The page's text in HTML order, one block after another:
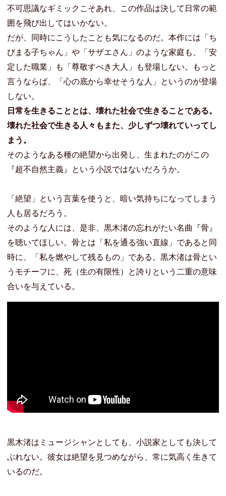
不可思議なギミックこそあれ、この作品は決して日常の範
囲を飛び出してはいかない。
だが、同時にこうしたことも気になるのだ。本作には「ち
びまる子ちゃん」や「サザエさん」のような家庭も、「安
定した職業」も「尊敬すべき大人」も登場しない。もっと
言うならば、「心の底から幸せそうな人」というのが登場
しない。
日常を生きることとは、壊れた社会で生きることである。
壊れた社会で生きる人々もまた、少しずつ壊れていってし
まう。
そのようなある種の絶望から出発し、生まれたのがこの
『超不自然主義』という小説ではないだろうか。
「絶望」という言葉を使うと、暗い気持ちになってしまう
人も居るだろう。
そのような人には、是非、黒木渚の忘れがたい名曲『骨』
を聴いてほしい。骨とは「私を通る強い直線」であると同
時に、「私を燃やして残るもの」である。黒木渚は骨とい
うモチーフに、死（生の有限性）と誇りという二重の意味
合いを与えている。
黒木渚はミュージシャンとしても、小説家としても決して
ぶれない。彼女は絶望を見つめながら、常に気高く生きて
いるのだ。